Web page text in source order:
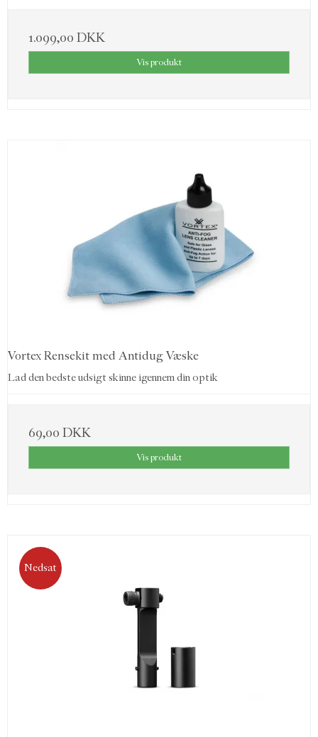
1.099,00 DKK
Vis produkt
Vortex Rensekit med Antidug Væske
Lad den bedste udsigt skinne igennem din optik
69,00 DKK
Vis produkt
Nedsat